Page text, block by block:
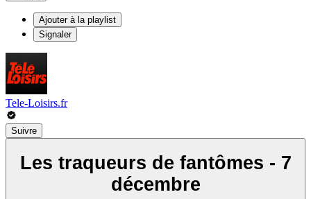
Ajouter à la playlist
Signaler
Tele-Loisirs.fr
Suivre
Les traqueurs de fantômes - 7
décembre